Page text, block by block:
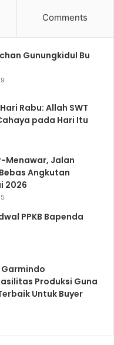
Comments
Gunungkidul Bu
Rabu: Allah SWT
pada Hari Itu
Menawar, Jalan
Angkutan
2026
PPKB Bapenda
Produksi Guna
Untuk Buyer